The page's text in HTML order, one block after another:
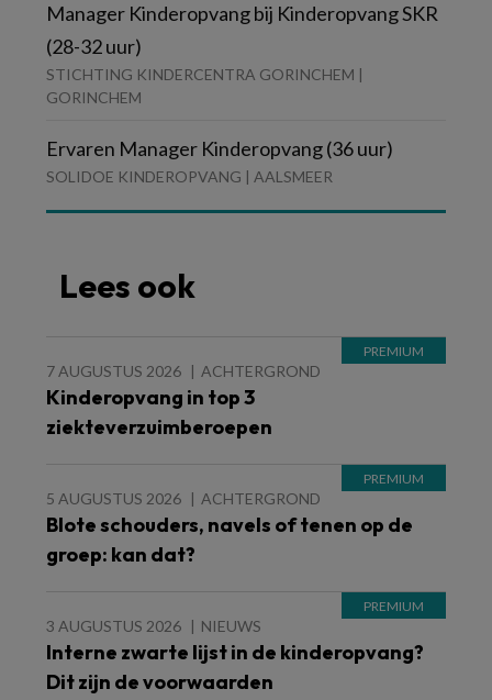
Manager Kinderopvang bij Kinderopvang SKR
(28-32 uur)
STICHTING KINDERCENTRA GORINCHEM |
GORINCHEM
Ervaren Manager Kinderopvang (36 uur)
SOLIDOE KINDEROPVANG | AALSMEER
Lees ook
7 AUGUSTUS 2026 ACHTERGROND
Kinderopvang in top 3
ziekteverzuimberoepen
5 AUGUSTUS 2026 ACHTERGROND
Blote schouders, navels of tenen op de
groep: kan dat?
3 AUGUSTUS 2026 NIEUWS
Interne zwarte lijst in de kinderopvang?
Dit zijn de voorwaarden